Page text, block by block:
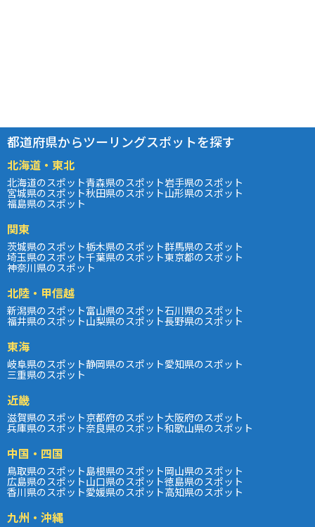
都道府県からツーリングスポットを探す
北海道・東北
北海道のスポット青森県のスポット岩手県のスポット
宮城県のスポット秋田県のスポット山形県のスポット
福島県のスポット
関東
茨城県のスポット栃木県のスポット群馬県のスポット
埼玉県のスポット千葉県のスポット東京都のスポット
神奈川県のスポット
北陸・甲信越
新潟県のスポット富山県のスポット石川県のスポット
福井県のスポット山梨県のスポット長野県のスポット
東海
岐阜県のスポット静岡県のスポット愛知県のスポット
三重県のスポット
近畿
滋賀県のスポット京都府のスポット大阪府のスポット
兵庫県のスポット奈良県のスポット和歌山県のスポット
中国・四国
鳥取県のスポット島根県のスポット岡山県のスポット
広島県のスポット山口県のスポット徳島県のスポット
香川県のスポット愛媛県のスポット高知県のスポット
九州・沖縄